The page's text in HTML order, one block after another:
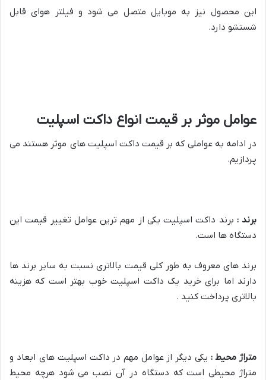
این محصول نیز به موبایل متصل می شود و فیلتر هوای قابل
شستشو دارد.
عوامل موثر بر قیمت انواع داکت اسپلیت
در ادامه به عواملی که بر قیمت داکت اسپلیت های موثر هستند می
پردازیم.
برند : برند داکت اسپلیت یکی از مهم ترین عوامل تغییر قیمت این
دستگاه ها است.
برند های معروف به طور کلی قیمت بالاتری نسبت به سایر برند ها
دارند اما برای خرید یک داکت اسپلیت خوب بهتر است که هزینه
بالاتری پرداخت کنید .
متراژ محیط : یکی دیگر از عوامل مهم در داکت اسپلیت های ابعاد و
متراژ محیطی است که دستگاه در آن نصب می شود هرچه محیط